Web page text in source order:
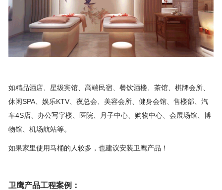
如精品酒店、星级宾馆、高端民宿、餐饮酒楼、茶馆、棋牌会所、
休闲SPA、娱乐KTV、夜总会、美容会所、健身会馆、售楼部、汽
车4S店、办公写字楼、医院、月子中心、购物中心、会展场馆、博
物馆、机场航站等。
如果家里使用马桶的人较多，也建议安装卫鹰产品！
卫鹰产品工程案例：